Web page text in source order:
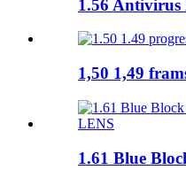
1.56 Antivirus
1,50 1,49
1.61 Blue